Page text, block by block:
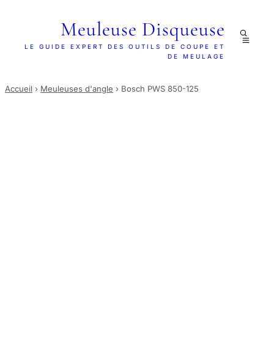
Meuleuse Disqueuse
LE GUIDE EXPERT DES OUTILS DE COUPE ET
DE MEULAGE
Accueil › Meuleuses d'angle › Bosch PWS 850-125